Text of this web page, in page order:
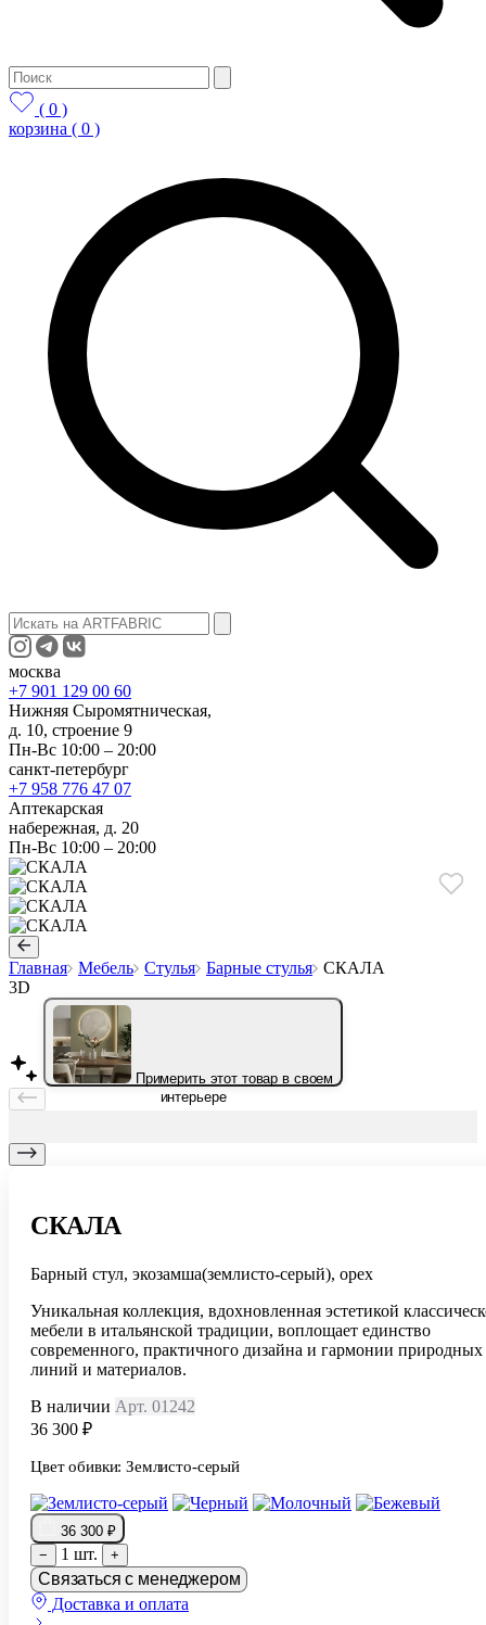
( 0 )
корзина ( 0 )
москва
+7 901 129 00 60
Нижняя Сыромятническая,
д. 10, строение 9
Пн-Вс 10:00 – 20:00
санкт-петербург
+7 958 776 47 07
Аптекарская
набережная, д. 20
Пн-Вс 10:00 – 20:00
Главная Мебель Стулья Барные стулья СКАЛА
3D
Примерить этот товар в своем
интерьере
СКАЛА
Барный стул, экозамша(землисто-серый), орех
Уникальная коллекция, вдохновленная эстетикой
мебели в итальянской традиции, воплощает единство
современного, практичного дизайна и гармонии природных
линий и материалов.
В наличии Арт. 01242
36 300 ₽
Цвет обивки: Землисто-серый
36 300 ₽
−
1 шт. +
Связаться с менеджером
Доставка и оплата